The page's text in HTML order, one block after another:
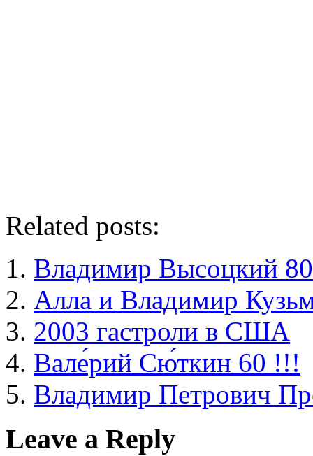
Related posts:
Владимир Высоцкий 80
Алла и Владимир
2003 гастроли в США
Вале́рий Сю́ткин 60 !!!
Владимир Петрович
Leave a Reply